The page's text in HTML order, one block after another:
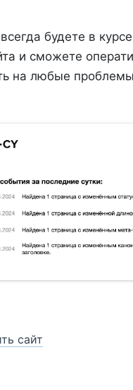
будете в
и сможете
на любые
сайт